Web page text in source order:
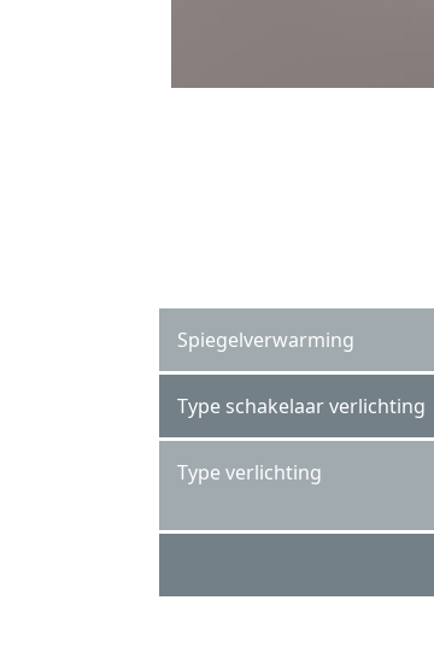
Spiegelverwarming
Type schakelaar verlichting
Type verlichting